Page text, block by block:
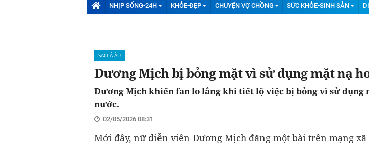
NHỊP SỐNG-24H KHỎE-ĐẸP CHUYỆN VỢ CHỒNG SỨC KHỎE-SINH SẢN
SAO Á-ÂU
Dương Mịch bị bỏng mặt vì sử dụng mặt nạ
Dương Mịch khiến fan lo lắng khi tiết lộ việc bị bỏng vì sử dụng
nước.
02/05/2026 08:31
Mới đây, nữ diễn viên Dương Mịch đăng một bài trên mạng